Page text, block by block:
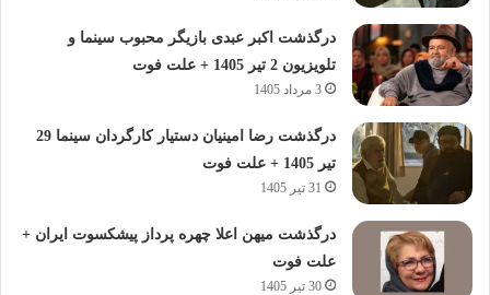
درگذشت اکبر عبدی بازیگر محبوب سینما و
تلویزیون 2 تیر 1405 + علت فوت
3 مرداد 1405
درگذشت رضا امینیان دستیار کارگردان سینما 29
تیر 1405 + علت فوت
31 تیر 1405
درگذشت میهن اعلا چهره پرداز پیشکسوت ایران +
علت فوت
30 تیر 1405